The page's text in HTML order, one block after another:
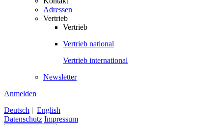
Adressen
Vertrieb
Vertrieb
Vertrieb national
Vertrieb international
Newsletter
Anmelden
Deutsch | English
Datenschutz Impressum